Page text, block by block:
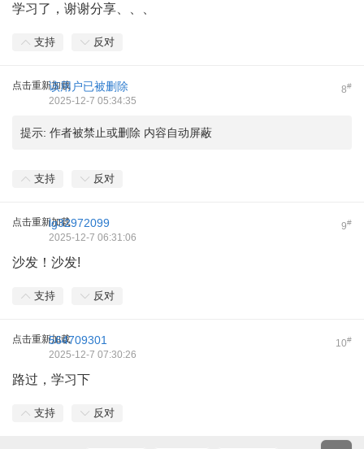
学习了，谢谢分享、、、
支持 反对
点击重新加载 8#
该用户已被删除
2025-12-7 05:34:35
提示: 作者被禁止或删除 内容自动屏蔽
支持 反对
点击重新加载 9#
lg32972099
2025-12-7 06:31:06
沙发！沙发!
支持 反对
点击重新加载 10#
564709301
2025-12-7 07:30:26
路过，学习下
支持 反对